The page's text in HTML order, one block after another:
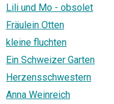
Lili und Mo - obsolet
Fräulein Otten
kleine fluchten
Ein Schweizer Garten
Herzensschwestern
Anna Weinreich